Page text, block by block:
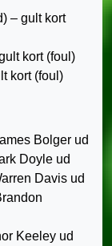
– gult kort
kort (foul)
kort (foul)
Bolger ud
Doyle ud
Davis ud
Keeley ud